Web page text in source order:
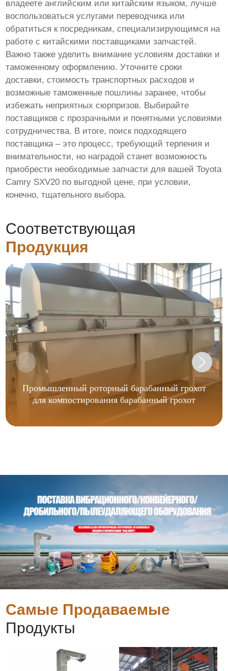
владеете английским или китайским языком, лучше
воспользоваться услугами переводчика или
обратиться к посредникам, специализирующимся на
работе с китайскими поставщиками запчастей.
Важно также уделить внимание условиям доставки и
таможенному оформлению. Уточните сроки
доставки, стоимость транспортных расходов и
возможные таможенные пошлины заранее, чтобы
избежать неприятных сюрпризов. Выбирайте
поставщиков с прозрачными и понятными условиями
сотрудничества. В итоге, поиск подходящего
поставщика – это процесс, требующий терпения и
внимательности, но наградой станет возможность
приобрести необходимые запчасти для вашей Toyota
Camry SXV20 по выгодной цене, при условии,
конечно, тщательного выбора.
Соответствующая
Продукция
Промышленный роторный барабанный грохот
для компостирования барабанный грохот
Самые Продаваемые
Продукты